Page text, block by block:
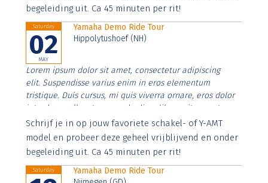
begeleiding uit. Ca 45 minuten per rit!
Saturday
02
MAY
Yamaha Demo Ride Tour
Hippolytushoef (NH)
Lorem ipsum dolor sit amet, consectetur adipiscing
elit. Suspendisse varius enim in eros elementum
tristique. Duis cursus, mi quis viverra ornare, eros dolor
interdum nulla, ut commodo diam libero vitae erat.
Aenean faucibus nibh et justo cursus id rutrum lorem
imperdiet. Nunc ut sem vitae risus tristique posuere.
Schrijf je in op jouw favoriete schakel- of Y-AMT
model en probeer deze geheel vrijblijvend en onder
begeleiding uit. Ca 45 minuten per rit!
Saturday
Yamaha Demo Ride Tour